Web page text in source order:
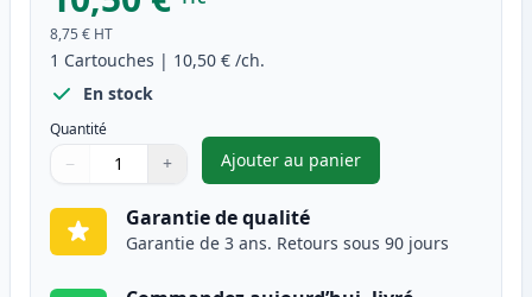
8,75 € HT
1 Cartouches | 10,50 € /ch.
En stock
Quantité
Quantité
Utilisez les boutons pour ajuster
− +
Quantité
Ajouter au panier
,Canon CLI-581XXL
Garantie de qualité
Garantie de 3 ans. Retours sous 90 jours